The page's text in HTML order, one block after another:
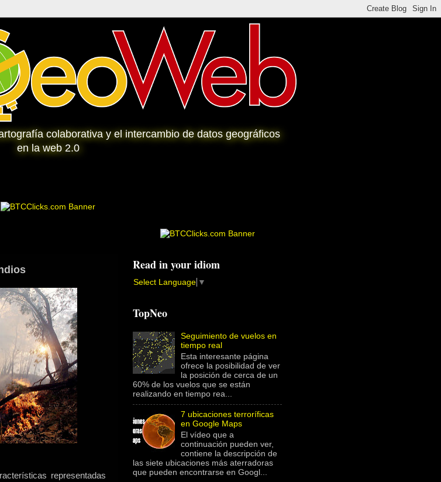
colaborativa y el intercambio de datos geográficos
en la web 2.0
representadas
Read in your idiom
Select Language ▼
TopNeo
Seguimiento de vuelos en
tiempo real
Esta interesante página
ofrece la posibilidad de ver
la posición de cerca de un
60% de los vuelos que se están
realizando en tiempo rea...
7 ubicaciones terroríficas
en Google Maps
El vídeo que a
continuación pueden ver,
contiene la descripción de
las siete ubicaciones más aterradoras
que pueden encontrarse en Googl...